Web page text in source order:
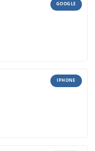
GOOGLE
IPHONE